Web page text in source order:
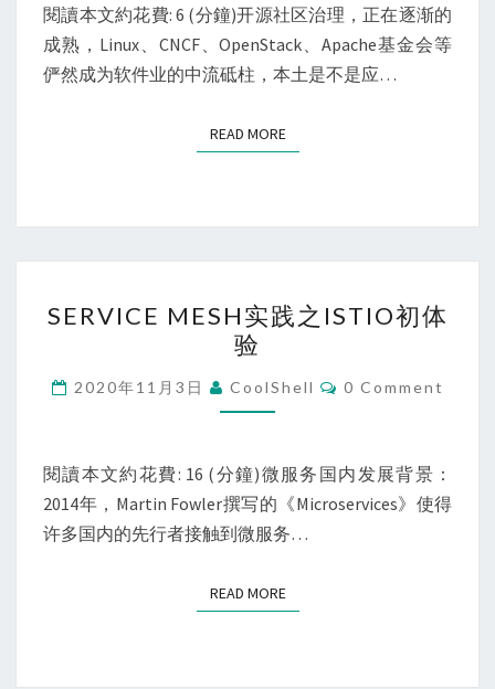
运
作
的
列
——
及
治
閱讀本文約花費: 6 (分鐘)开源社区治理，正在逐渐的
成熟，Linux、CNCF、OpenStack、Apache基金会等
俨然成为软件业的中流砥柱，本土是不是应…
READ MOREREAD MORE
MESH
实
践
之
初
体
验
SERVICE MESH实践之ISTIO初体
验
2020年11月3日 CoolShell Comments
0 Comment
閱讀本文約花費: 16 (分鐘)微服务国内发展背景：
2014年，Martin Fowler撰写的《Microservices》使得
许多国内的先行者接触到微服务…
READ MOREREAD MORE